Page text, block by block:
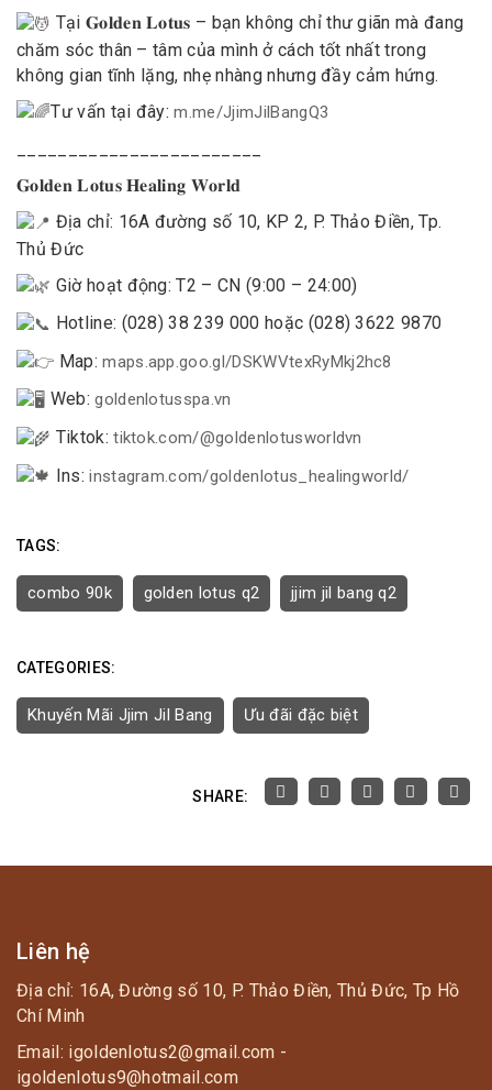
Tại 𝐆𝐨𝐥𝐝𝐞𝐧 𝐋𝐨𝐭𝐮𝐬 – bạn không chỉ thư giãn mà đang
chăm sóc thân – tâm của mình ở cách tốt nhất trong
không gian tĩnh lặng, nhẹ nhàng nhưng đầy cảm hứng.
Tư vấn tại đây:m.me/JjimJilBangQ3
𝐆𝐨𝐥𝐝𝐞𝐧 𝐋𝐨𝐭𝐮𝐬 𝐇𝐞𝐚𝐥𝐢𝐧𝐠 𝐖𝐨𝐫𝐥𝐝
Địa chỉ: 16A đường số 10, KP 2, P. Thảo Điền, Tp.
Thủ Đức
Giờ hoạt động: T2 – CN (9:00 – 24:00)
Hotline: (028) 38 239 000 hoặc (028) 3622 9870
Map:maps.app.goo.gl/DSKWVtexRyMkj2hc8
Web:goldenlotusspa.vn
Tiktok:tiktok.com/@goldenlotusworldvn
Ins:instagram.com/goldenlotus_healingworld/
TAGS:
combo 90k golden lotus q2 jjim jil bang q2
CATEGORIES:
Khuyến Mãi Jjim Jil Bang Ưu đãi đặc biệt
SHARE:
Liên hệ
Địa chỉ: 16A, Đường số 10, P. Thảo Điền, Thủ Đức, Tp Hồ
Chí Minh
Email: igoldenlotus2@gmail.com -
igoldenlotus9@hotmail.com